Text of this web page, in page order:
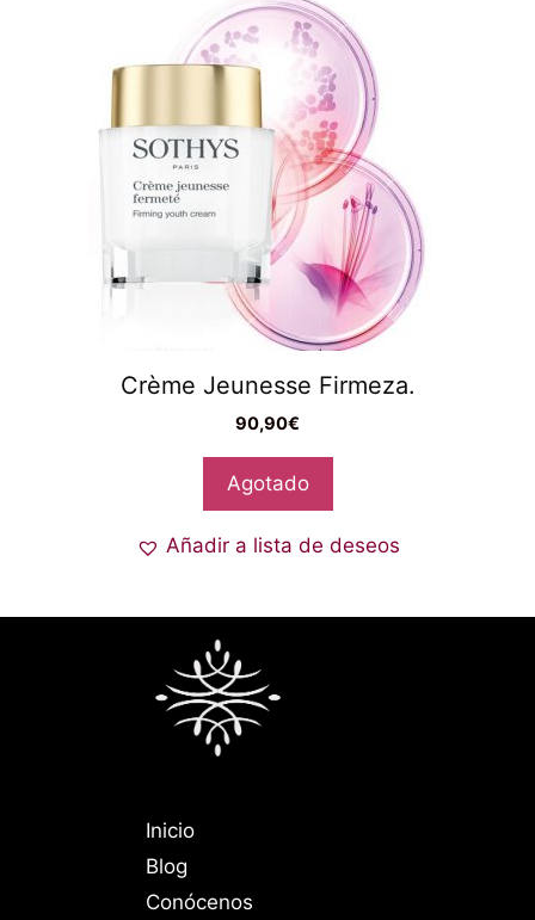
Crème Jeunesse Firmeza.
90,90€
Agotado
Añadir a lista de deseos
Inicio
Blog
Conócenos